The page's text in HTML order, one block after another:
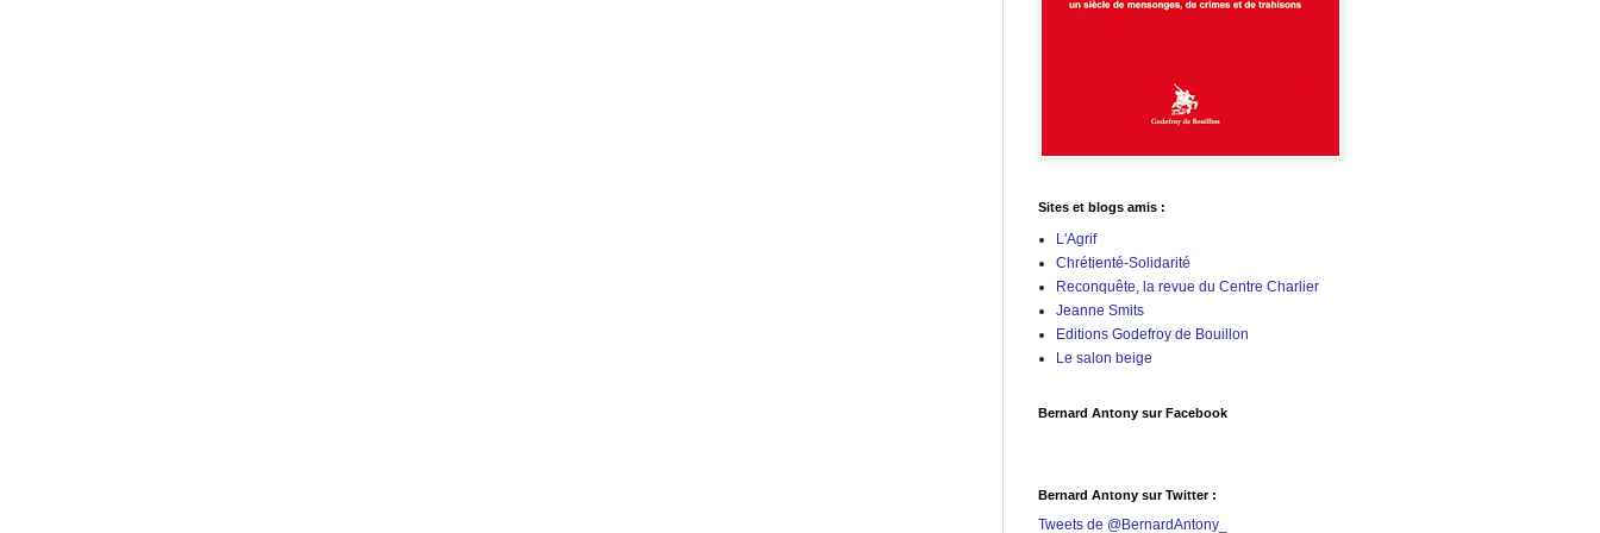
Sites et blogs amis :
L'Agrif
Chrétienté-Solidarité
Reconquête, la revue du Centre Charlier
Jeanne Smits
Editions Godefroy de Bouillon
Le salon beige
Bernard Antony sur Facebook
Bernard Antony sur Twitter :
Tweets de @BernardAntony_